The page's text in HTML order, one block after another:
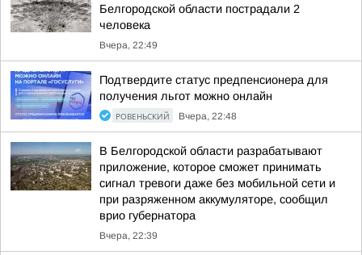
Белгородской области пострадали 2
человека
Вчера, 22:49
Подтвердите статус предпенсионера для
получения льгот можно онлайн
РОВЕНЬСКИЙ Вчера, 22:48
В Белгородской области разрабатывают
приложение, которое сможет принимать
сигнал тревоги даже без мобильной сети и
при разряженном аккумуляторе, сообщил
врио губернатора
Вчера, 22:39